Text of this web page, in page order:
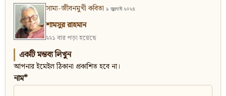
সাম্য-জীবনমুখী কবিতা ৯ জুলাই ২০২৪
শামসুর রাহমান
২২১ বার পড়া হয়েছে
একটি মন্তব্য লিখুন
আপনার ইমেইল ঠিকানা প্রকাশিত হবে না।
নাম*